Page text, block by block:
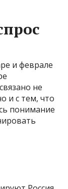
и феврале
не
и с тем, что
понимание